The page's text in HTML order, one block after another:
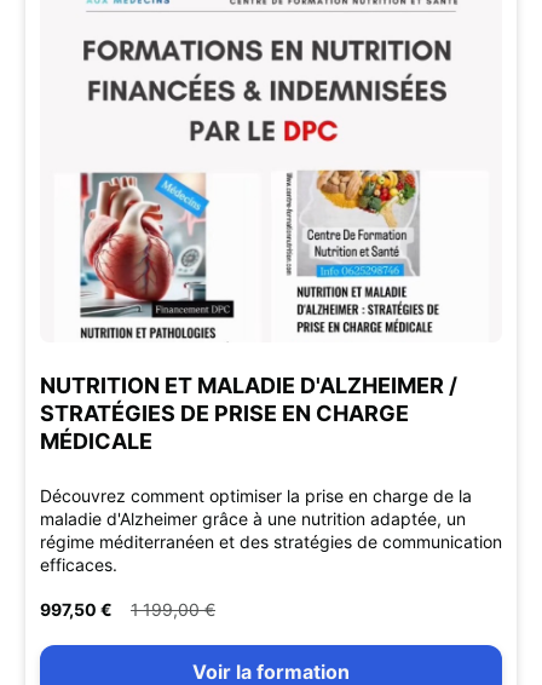
NUTRITION ET MALADIE D'ALZHEIMER /
STRATÉGIES DE PRISE EN CHARGE
MÉDICALE
Découvrez comment optimiser la prise en charge de la
maladie d'Alzheimer grâce à une nutrition adaptée, un
régime méditerranéen et des stratégies de communication
efficaces.
997,50 € 1 199,00 €
Voir la formation